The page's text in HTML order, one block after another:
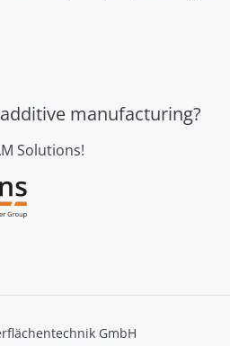
manufacturing?
Solutions!
GmbH